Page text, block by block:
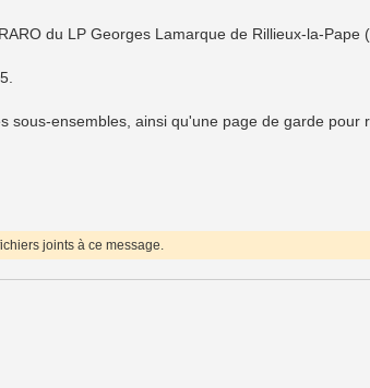
du LP Georges Lamarque de Rillieux-la-Pape
sous-ensembles, ainsi qu'une page de garde pour
joints à ce message.